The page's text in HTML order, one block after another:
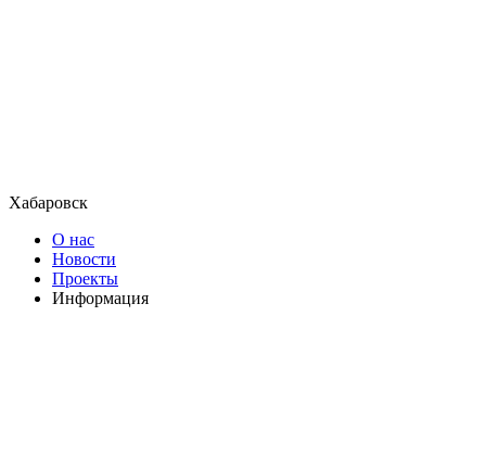
Хабаровск
О нас
Новости
Проекты
Информация